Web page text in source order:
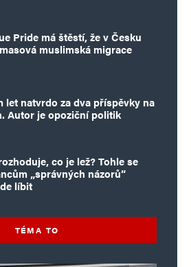
Pride má štěstí, že v Česku
muslimská migrace
let natvrdo za dva příspěvky na
Autor je opoziční politik
co je lež? Tohle se
„správných názorů“
líbit
TÉMA TO